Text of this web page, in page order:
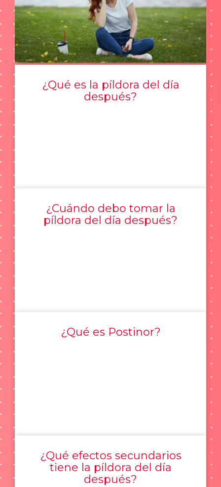
¿Qué es la píldora del día
después?
¿Cuándo debo tomar la
píldora del día después?
¿Qué es Postinor?
¿Qué efectos secundarios
tiene la píldora del día
después?